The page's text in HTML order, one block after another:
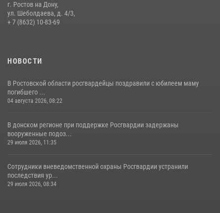
участниками богослужения и крестного хода
28 июля 2026, 12:46
г. Ростов на Дону,
ул. Шеболдаева, д. 4/3,
+ 7 (8632) 10-83-69
НОВОСТИ
В Ростовской области росгвардейцы поздравили с юбилеем маму
погибшего ...
04 августа 2026, 08:22
В донском регионе при поддержке Росгвардии задержаны
вооруженные подоз...
29 июля 2026, 11:35
Сотрудники вневедомственной охраны Росгвардии устранили
последствия ур...
29 июля 2026, 08:34